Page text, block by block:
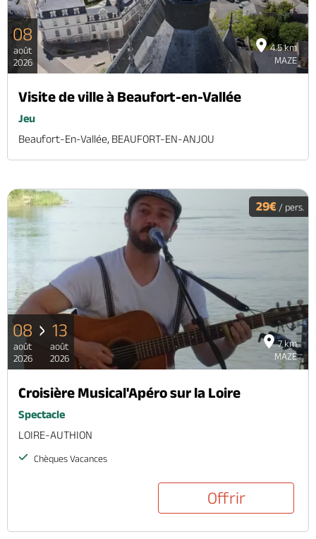
4.5 km
MAZE
08
août
2026
Visite de ville à Beaufort-en-Vallée
Jeu
Beaufort-En-Vallée, BEAUFORT-EN-ANJOU
7 km
MAZE
29€ / pers.
08
août
2026
13
août
2026
Croisière Musical'Apéro sur la Loire
Spectacle
LOIRE-AUTHION
Chèques Vacances
Offrir